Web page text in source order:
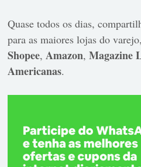
Quase todos os dias,
para as maiores lojas do
Shopee,Amazon,Magazine
Americanas.